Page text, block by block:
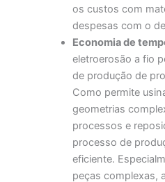
os custos com
despesas com o
Economia de
eletroerosão a fio
de produção de
Como permite
geometrias
processos e
processo de
eficiente.
peças complexas,